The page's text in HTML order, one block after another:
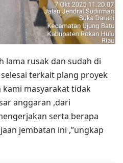
lama rusak dan sudah di
terkait plang proyek
masyarakat tidak
anggaran ,dari
serta berapa
jembatan ini ,”ungkap